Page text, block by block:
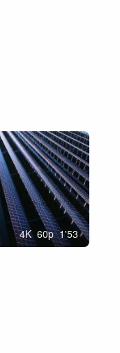
4K 60p 1'53